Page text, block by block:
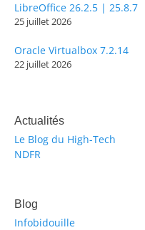
LibreOffice 26.2.5 | 25.8.7
25 juillet 2026
Oracle Virtualbox 7.2.14
22 juillet 2026
Actualités
Le Blog du High-Tech
NDFR
Blog
Infobidouille